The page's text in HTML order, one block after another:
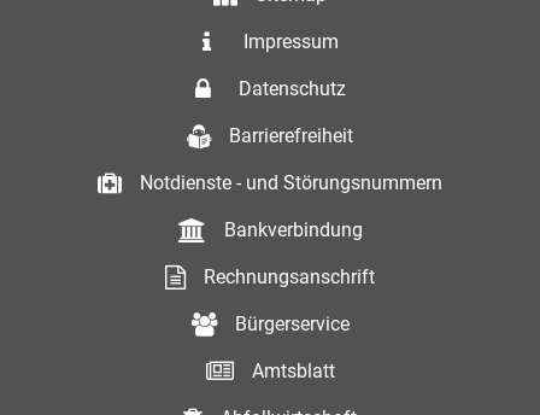
Impressum
Datenschutz
Barrierefreiheit
Notdienste - und Störungsnummern
Bankverbindung
Rechnungsanschrift
Bürgerservice
Amtsblatt